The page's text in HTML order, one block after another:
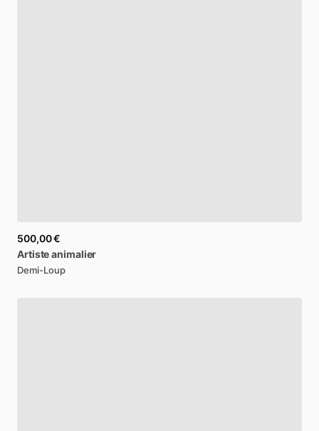
500,00 €
Artisteanimalier
Demi-Loup